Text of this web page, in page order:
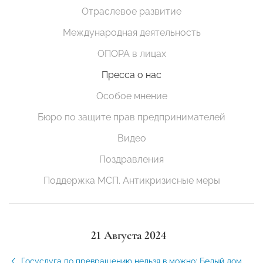
Отраслевое развитие
Международная деятельность
ОПОРА в лицах
Пресса о нас
Особое мнение
Бюро по защите прав предпринимателей
Видео
Поздравления
Поддержка МСП. Антикризисные меры
21 Августа 2024